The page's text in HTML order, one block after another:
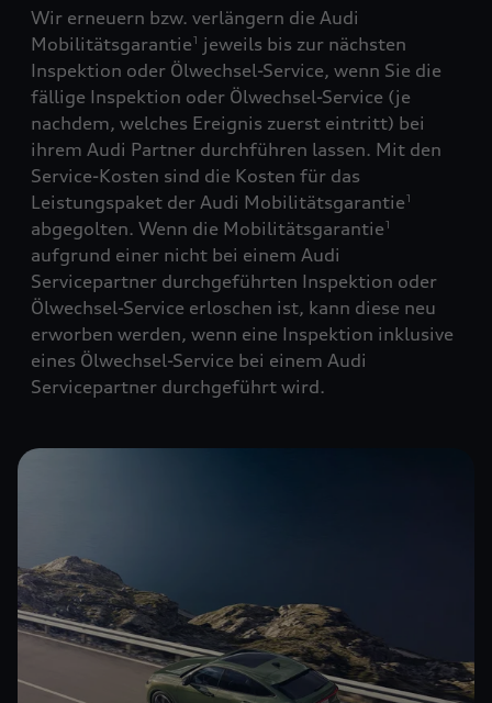
Wir erneuern bzw. verlängern die Audi
Mobilitätsgarantie1
jeweils bis zur nächsten
Inspektion oder Ölwechsel-Service, wenn Sie die
fällige Inspektion oder Ölwechsel-Service (je
nachdem, welches Ereignis zuerst eintritt) bei
ihrem Audi Partner durchführen lassen. Mit den
Service-Kosten sind die Kosten für das
Leistungspaket der Audi Mobilitätsgarantie1
abgegolten. Wenn die Mobilitätsgarantie1
aufgrund einer nicht bei einem Audi
Servicepartner durchgeführten Inspektion oder
Ölwechsel-Service erloschen ist, kann diese neu
erworben werden, wenn eine Inspektion inklusive
eines Ölwechsel-Service bei einem Audi
Servicepartner durchgeführt wird.